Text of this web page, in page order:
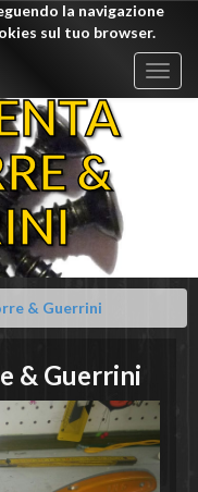
la navigazione
sul tuo browser.
&
& Guerrini
& Guerrini